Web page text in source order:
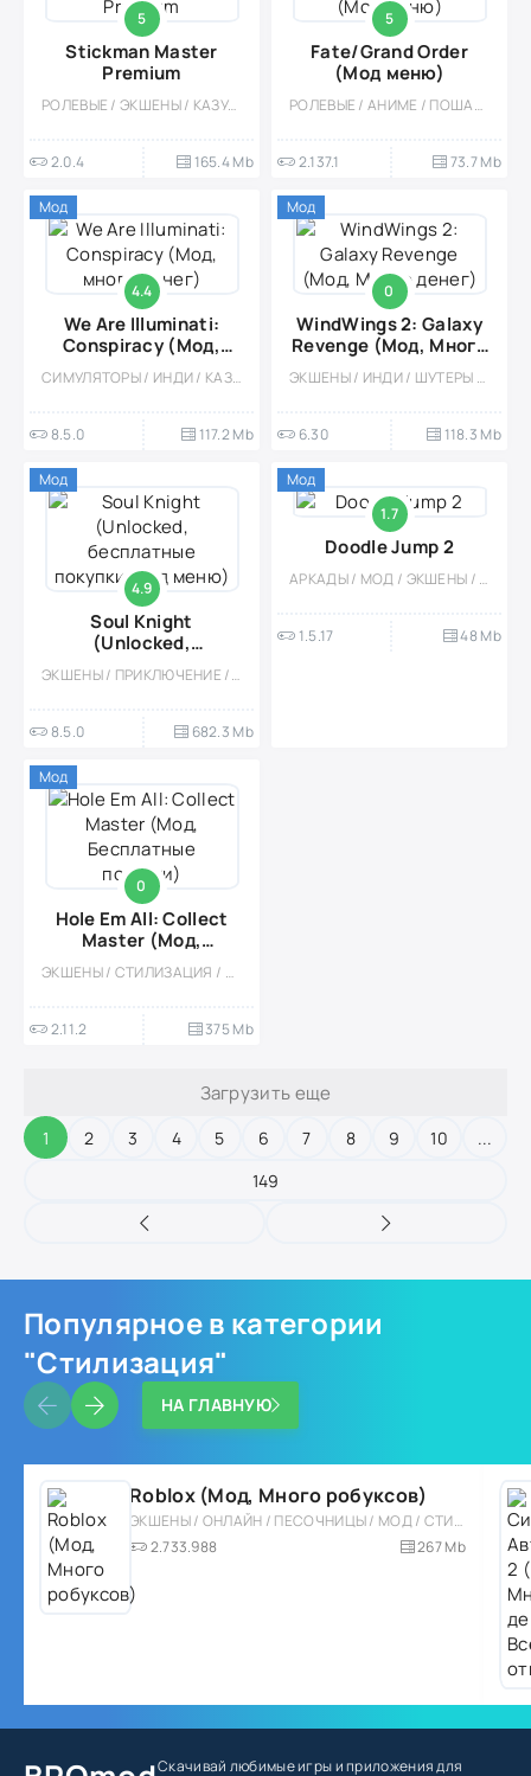
5
Stickman Master
Premium
РОЛЕВЫЕ / ЭКШЕНЫ / КАЗУАЛЬНЫЕ / ОДНОПОЛЬЗОВАТЕЛЬСКИЕ / СТИЛИЗАЦИЯ / ОФЛАЙН / ВИД СБОКУ / ФЭНТЕЗИ / БОССЫ / МОНСТРЫ / АТМОСФЕРНАЯ / МОД
2.0.4 165.4 Mb
5
Fate/Grand Order
(Мод меню)
РОЛЕВЫЕ / АНИМЕ / ПОШАГОВЫЕ / ОДНОПОЛЬЗОВАТЕЛЬСКИЕ / СТИЛИЗАЦИЯ / КВЕСТЫ / МОД / МАЛЕНЬКАЯ / МАГИЯ / ФЭНТЕЗИ / МНОГОПОЛЬЗОВАТЕЛЬСКАЯ
2.137.1 73.7 Mb
4.4
We Are Illuminati:
Conspiracy (Мод,
много денег)
СИМУЛЯТОРЫ / ИНДИ / КАЗУАЛЬНЫЕ / ОДНОПОЛЬЗОВАТЕЛЬСКИЕ / СТИЛИЗАЦИЯ / ОФЛАЙН / МОД / МАЛЕНЬКАЯ
8.5.0 117.2 Mb
Мод
0
WindWings 2: Galaxy
Revenge (Мод, Много
денег)
ЭКШЕНЫ / ИНДИ / ШУТЕРЫ / КАЗУАЛЬНЫЕ / ОДНОПОЛЬЗОВАТЕЛЬСКИЕ / СТИЛИЗАЦИЯ / ОФЛАЙН / МОД / МАЛЕНЬКАЯ / КОСМОС / КРАФТИНГ
6.30 118.3 Mb
Мод
4.9
Soul Knight
(Unlocked,
бесплатные покупки,
мод меню)
ЭКШЕНЫ / ПРИКЛЮЧЕНИЕ / ОТКРЫТЫЙ МИР / ОДНОПОЛЬЗОВАТЕЛЬСКИЕ / ОДНА ЖИЗНЬ / ИНДИ / ВИД СВЕРХУ / СЛОЖНАЯ / АТМОСФЕРНАЯ / ИССЛЕДОВАНИЯ / РОЛЕВЫЕ / РОГАЛИК / КАЗУАЛЬНЫЕ / ОФЛАЙН / СТИЛИЗАЦИЯ / ПИКСЕЛЬНАЯ / ГЕРОИЧЕСКИЕ ШУТЕРЫ / МОД / ВСТРОЕННЫЙ КЕШ / БОЛЬШАЯ
8.5.0 682.3 Mb
Мод
1.7
Doodle Jump 2
АРКАДЫ / МОД / ЭКШЕНЫ / КАЗУАЛЬНЫЕ / СТИЛИЗАЦИЯ / ОФЛАЙН / ОДНОПОЛЬЗОВАТЕЛЬСКИЕ
1.5.17 48 Mb
Мод
0
Hole Em All: Collect
Master (Мод,
Бесплатные покупки)ЭКШЕНЫ / СТИЛИЗАЦИЯ / ОФЛАЙН / ОДНОПОЛЬЗОВАТЕЛЬСКИЕ / АРКАДЫ / ГОЛОВОЛОМКИ / МОД
2.11.2 375 Mb
Мод
Загрузить еще
1 2 3 4 5 6 7 8 9 10
...
149
Популярное в категории
"Стилизация"
НА ГЛАВНУЮ
Roblox (Мод, Много робуксов)
ЭКШЕНЫ / ОНЛАЙН / ПЕСОЧНИЦЫ / МОД / СТИЛИЗАЦИЯ / МНОГОПОЛЬЗОВАТЕЛЬСКАЯ / ОДНОПОЛЬЗОВАТЕЛЬСКИЕ / КАЗУАЛЬНЫЕ / СИМУЛЯТОРЫ / ПРИКЛЮЧЕНИЕ / 3D
2.733.988
267 Mb
Скачивай любимые игрыи приложения для